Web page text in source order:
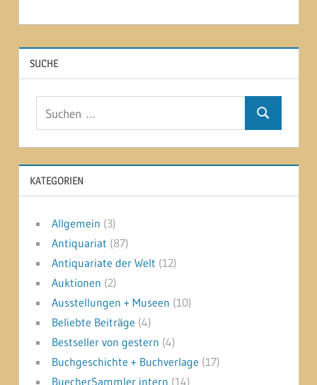
SUCHE
Suchen
KATEGORIEN
Allgemein (3)
Antiquariat (87)
Antiquariate der Welt (12)
Auktionen (2)
Ausstellungen + Museen (10)
Beliebte Beiträge (4)
Bestseller von gestern (4)
Buchgeschichte + Buchverlage (17)
BuecherSammler intern (14)